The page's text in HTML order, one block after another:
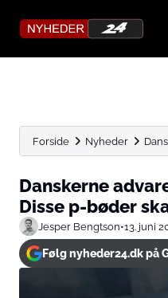
Forside Nyheder
Danskerne
Disse p-bøder
Jesper Bengtson•13. juni
Følg nyheder24.dk på